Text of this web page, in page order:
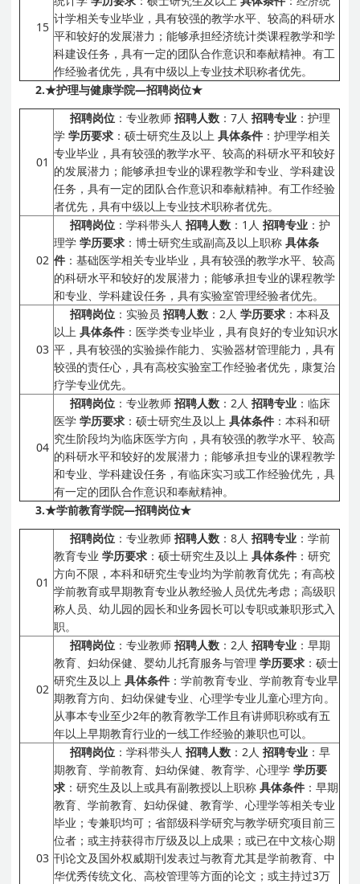
15
计学相关专业毕业，具有较强的教学水平、较高的科研水
平和较好的发展潜力；能够承担经济统计类课程教学和学
科建设任务，具有一定的团队合作意识和奉献精神。有工
作经验者优先，具有中级以上专业技术职称者优先。
2.★护理与健康学院—招聘岗位★
01
招聘岗位 ：专业教师 招聘人数 ：7人 招聘专业 ：护理
学 学历要求 ：硕士研究生及以上 具体条件 ：护理学相关
专业毕业，具有较强的教学水平、较高的科研水平和较好
的发展潜力；能够承担专业的课程教学和专业、学科建设
任务，具有一定的团队合作意识和奉献精神。有工作经验
者优先，具有中级以上专业技术职称者优先。
02
招聘岗位 ：学科带头人 招聘人数 ：1人 招聘专业 ：护
理学 学历要求 ：博士研究生或副高及以上职称 具体条
件 ：基础医学相关专业毕业，具有较强的教学水平、较高
的科研水平和较好的发展潜力；能够承担专业的课程教学
和专业、学科建设任务，具有实验室管理经验者优先。
03
招聘岗位 ：实验员 招聘人数 ：2人 学历要求 ：本科及
以上 具体条件 ：医学类专业毕业，具有良好的专业知识水
平，具有较强的实验操作能力、实验器材管理能力，具有
较强的责任心，具有高校实验室工作经验者优先，康复治
疗学专业优先。
04
招聘岗位 ：专业教师 招聘人数 ：2人 招聘专业 ：临床
医学 学历要求 ：硕士研究生及以上 具体条件 ：本科和研
究生阶段均为临床医学方向，具有较强的教学水平、较高
的科研水平和较好的发展潜力；能够承担专业的课程教学
和专业、学科建设任务，有临床实习或工作经验优先，具
有一定的团队合作意识和奉献精神。
3.★学前教育学院—招聘岗位★
01
招聘岗位 ：专业教师 招聘人数 ：8人 招聘专业 ：学前
教育专业 学历要求 ：硕士研究生及以上 具体条件 ：研究
方向不限，本科和研究生专业均为学前教育优先；有高校
学前教育或早期教育专业从教经验人员优先考虑；高级职
称人员、幼儿园的园长和业务园长可以专职或兼职形式入
职。
02
招聘岗位 ：专业教师 招聘人数 ：2人 招聘专业 ：早期
教育、妇幼保健、婴幼儿托育服务与管理 学历要求 ：硕士
研究生及以上 具体条件 ：学前教育专业、学前教育专业早
期教育方向、妇幼保健专业、心理学专业儿童心理方向。
从事本专业至少2年的教育教学工作且有讲师职称或有五
年以上早期教育行业的一线工作经验的兼职也可以。
03
招聘岗位 ：学科带头人 招聘人数 ：2人 招聘专业 ：早
期教育、学前教育、妇幼保健、教育学、心理学 学历要
求 ：研究生及以上或具有副教授以上职称 具体条件 ：早期
教育、学前教育、妇幼保健、教育学、心理学等相关专业
毕业；专兼职均可；省部级科学研究与教学研究项目前三
位者；或主持获得市厅级及以上成果；或已在中文核心期
刊论文及国外权威期刊发表过与教育尤其是学前教育、中
华优秀传统文化、高校管理等方面的论文；或主持过3万